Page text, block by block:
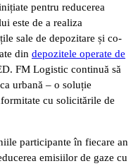
pentru reducerea
este de a realiza
sale de depozitare și co-
din depozitele operate de
FM Logistic continuă să
urbană – o soluție
cu solicitările de
participante în fiecare an
emisiilor de gaze cu